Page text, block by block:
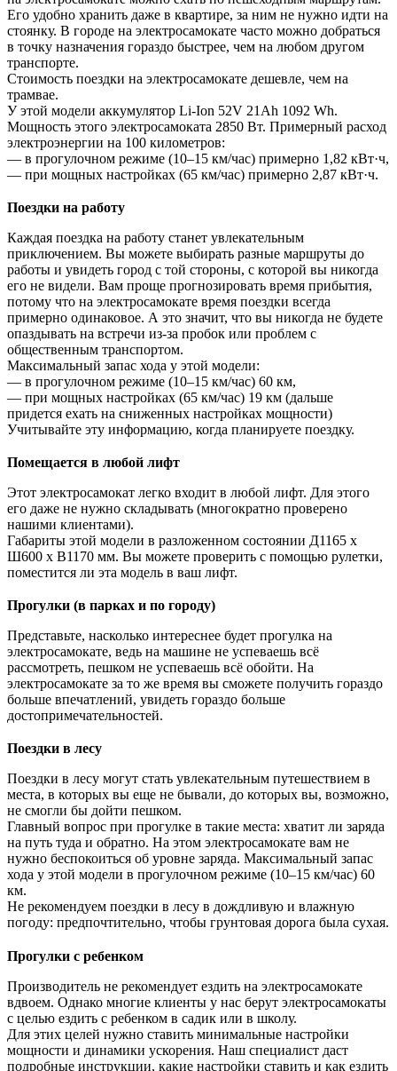
Его удобно хранить даже в квартире, за ним не нужно идти на
стоянку. В городе на электросамокате часто можно добраться
в точку назначения гораздо быстрее, чем на любом другом
транспорте.
Стоимость поездки на электросамокате дешевле, чем на
трамвае.
У этой модели аккумулятор Li-Ion 52V 21Ah 1092 Wh.
Мощность этого электросамоката 2850 Вт. Примерный расход
электроэнергии на 100 километров:
— в прогулочном режиме (10–15 км/час) примерно 1,82 кВт·ч,
— при мощных настройках (65 км/час) примерно 2,87 кВт·ч.
Поездки на работу
Каждая поездка на работу станет увлекательным
приключением. Вы можете выбирать разные маршруты до
работы и увидеть город с той стороны, с которой вы никогда
его не видели. Вам проще прогнозировать время прибытия,
потому что на электросамокате время поездки всегда
примерно одинаковое. А это значит, что вы никогда не будете
опаздывать на встречи из-за пробок или проблем с
общественным транспортом.
Максимальный запас хода у этой модели:
— в прогулочном режиме (10–15 км/час) 60 км,
— при мощных настройках (65 км/час) 19 км (дальше
придется ехать на сниженных настройках мощности)
Учитывайте эту информацию, когда планируете поездку.
Помещается в любой лифт
Этот электросамокат легко входит в любой лифт. Для этого
его даже не нужно складывать (многократно проверено
нашими клиентами).
Габариты этой модели в разложенном состоянии Д1165 х
Ш600 х В1170 мм. Вы можете проверить с помощью рулетки,
поместится ли эта модель в ваш лифт.
Прогулки (в парках и по городу)
Представьте, насколько интереснее будет прогулка на
электросамокате, ведь на машине не успеваешь всё
рассмотреть, пешком не успеваешь всё обойти. На
электросамокате за то же время вы сможете получить гораздо
больше впечатлений, увидеть гораздо больше
достопримечательностей.
Поездки в лесу
Поездки в лесу могут стать увлекательным путешествием в
места, в которых вы еще не бывали, до которых вы, возможно,
не смогли бы дойти пешком.
Главный вопрос при прогулке в такие места: хватит ли заряда
на путь туда и обратно. На этом электросамокате вам не
нужно беспокоиться об уровне заряда. Максимальный запас
хода у этой модели в прогулочном режиме (10–15 км/час) 60
км.
Не рекомендуем поездки в лесу в дождливую и влажную
погоду: предпочтительно, чтобы грунтовая дорога была сухая.
Прогулки с ребенком
Производитель не рекомендует ездить на электросамокате
вдвоем. Однако многие клиенты у нас берут электросамокаты
с целью ездить с ребенком в садик или в школу.
Для этих целей нужно ставить минимальные настройки
мощности и динамики ускорения. Наш специалист даст
подробные инструкции, какие настройки ставить и как ездить